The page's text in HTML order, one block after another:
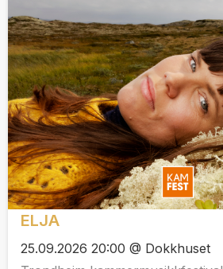
ELJA
25.09.2026 20:00 @ Dokkhuset